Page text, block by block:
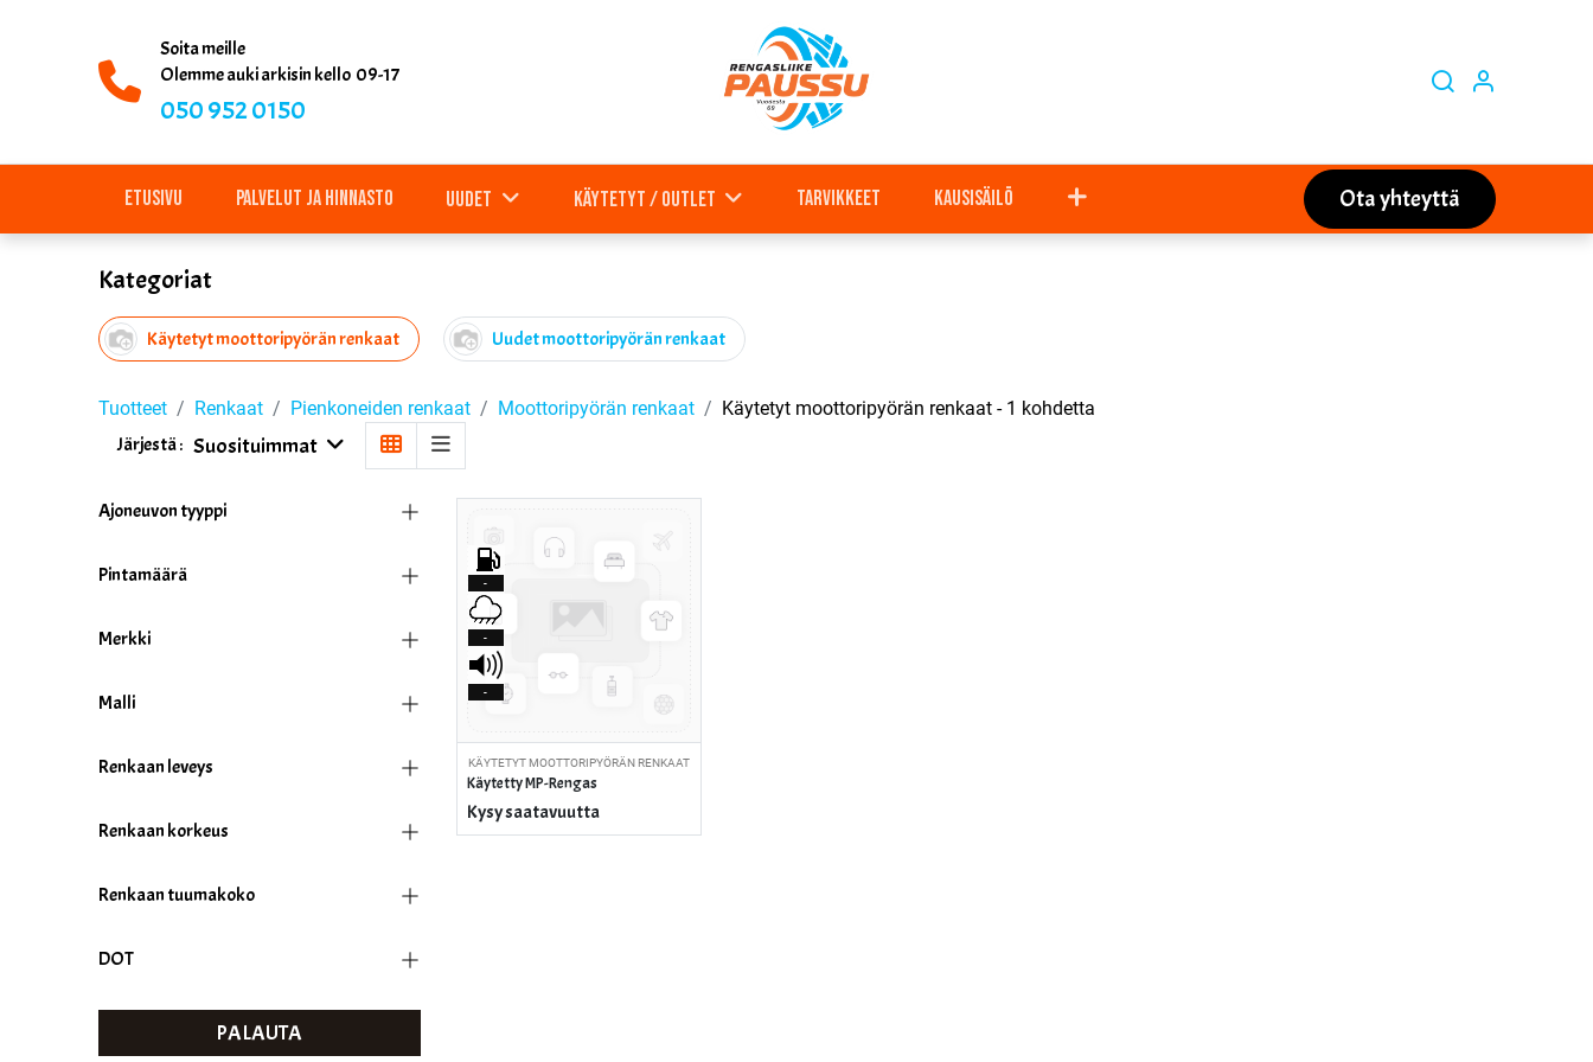
Soita meille
Olemme auki arkisin kello 09-17
050 952 0150
Etusivu Palvelut ja hinnasto Uudet Käytetyt / outlet Tarvikkeet Kausisäilö Ota yhteyttä
Kategoriat
Käytetyt moottoripyörän renkaat Uudet moottoripyörän renkaat
Tuotteet Renkaat Pienkoneiden renkaat Moottoripyörän renkaat Käytetyt moottoripyörän renkaat- 1 kohdetta
Järjestä : Suosituimmat
Ajoneuvon tyyppi
Pintamäärä
Merkki
Malli
Renkaan leveys
Renkaan korkeus
Renkaan tuumakoko
DOT
PALAUTA
-
-
-
KÄYTETYT MOOTTORIPYÖRÄN RENKAAT
Käytetty MP-Rengas
Kysy saatavuutta